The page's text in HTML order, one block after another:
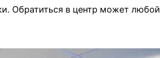
Обратиться в центр может любой